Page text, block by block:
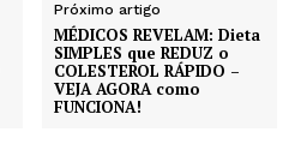
Próximo artigo
MÉDICOS REVELAM: Dieta
SIMPLES que REDUZ o
COLESTEROL RÁPIDO –
VEJA AGORA como
FUNCIONA!